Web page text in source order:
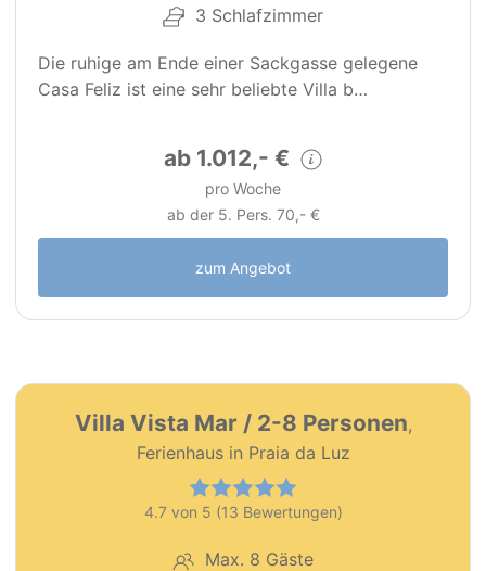
3 Schlafzimmer
Die ruhige am Ende einer Sackgasse gelegene
Casa Feliz ist eine sehr beliebte Villa b…
ab 1.012,- €
pro Woche
ab der 5. Pers. 70,- €
zum Angebot
Premium Objekt
Villa Vista Mar / 2-8 Personen,
Ferienhaus in Praia da Luz
4.7 von 5 (13 Bewertungen)
Max. 8 Gäste